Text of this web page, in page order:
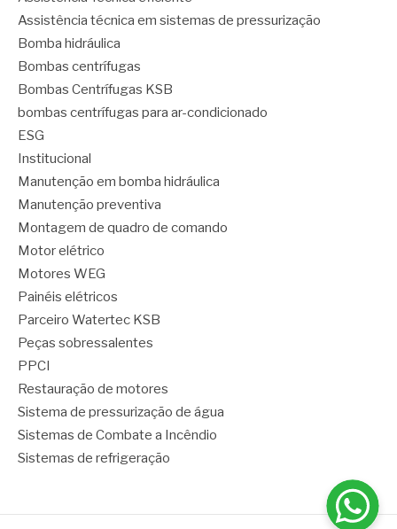
Assistência técnica em sistemas de pressurização
Bomba hidráulica
Bombas centrífugas
Bombas Centrífugas KSB
bombas centrífugas para ar-condicionado
ESG
Institucional
Manutenção em bomba hidráulica
Manutenção preventiva
Montagem de quadro de comando
Motor elétrico
Motores WEG
Painéis elétricos
Parceiro Watertec KSB
Peças sobressalentes
PPCI
Restauração de motores
Sistema de pressurização de água
Sistemas de Combate a Incêndio
Sistemas de refrigeração